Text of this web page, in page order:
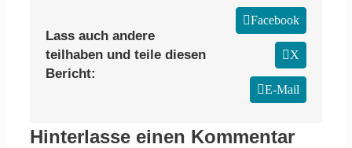
Lass auch andere
teilhaben und teile diesen
Bericht:
Facebook
X
E-Mail
Hinterlasse einen Kommentar